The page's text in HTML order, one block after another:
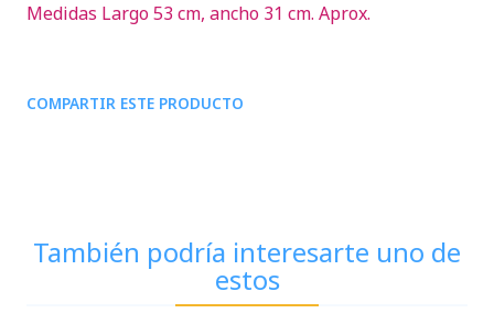
Medidas Largo 53 cm, ancho 31 cm. Aprox.
COMPARTIR ESTE PRODUCTO
También podría interesarte uno de
estos